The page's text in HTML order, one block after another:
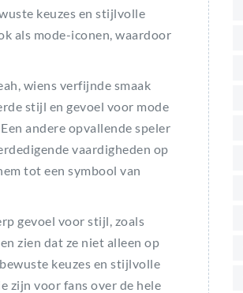
keuzes en stijlvolle
als mode-iconen, waardoor
wiens verfijnde smaak
stijl en gevoel voor mode
andere opvallende speler
vaardigheden op
tot een symbool van
gevoel voor stijl, zoals
zien dat ze niet alleen op
keuzes en stijlvolle
zijn voor fans over de hele